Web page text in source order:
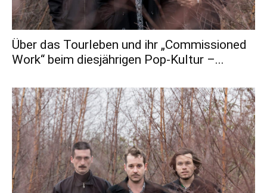
Über das Tourleben und ihr „Commissioned
Work“ beim diesjährigen Pop-Kultur –...